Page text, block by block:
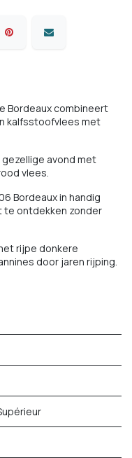
Bordeaux combineert
kalfsstoofvlees met
avond met
vlees.
Bordeaux in handig
te ontdekken zonder
rijpe donkere
door jaren rijping.